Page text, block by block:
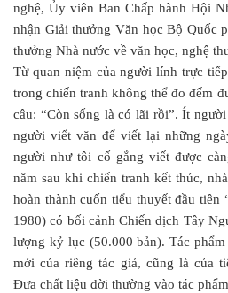
nghệ, Ủy viên Ban Chấp hành Hội
nhận Giải thưởng Văn học Bộ Quốc
thưởng Nhà nước về văn học, nghệ
Từ quan niệm của người lính trực
trong chiến tranh không thể đo đếm
câu: “Còn sống là có lãi rồi”. Ít
người viết văn để viết lại những
người như tôi cố gắng viết được
năm sau khi chiến tranh kết thúc,
hoàn thành cuốn tiểu thuyết đầu tiên
1980) có bối cảnh Chiến dịch Tây
lượng kỷ lục (50.000 bản). Tác
mới của riêng tác giả, cũng là của
Đưa chất liệu đời thường vào tác